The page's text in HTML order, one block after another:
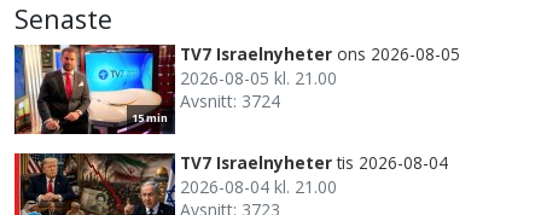
Senaste
15 min
TV7 Israelnyheter ons 2026-08-05
2026-08-05 kl. 21.00
Avsnitt: 3724
TV7 Israelnyheter tis 2026-08-04
2026-08-04 kl. 21.00
Avsnitt: 3723